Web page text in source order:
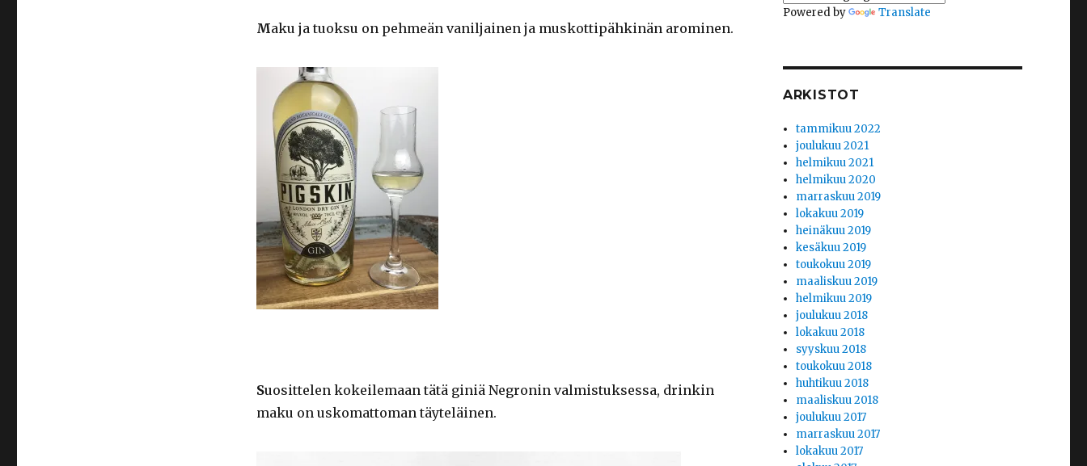
Maku ja tuoksu on pehmeän vaniljainen ja muskottipähkinän arominen.
Suosittelen kokeilemaan tätä giniä Negronin valmistuksessa, drinkin
maku on uskomattoman täyteläinen.
Powered by Translate
ARKISTOT
tammikuu 2022
joulukuu 2021
helmikuu 2021
helmikuu 2020
marraskuu 2019
lokakuu 2019
heinäkuu 2019
kesäkuu 2019
toukokuu 2019
maaliskuu 2019
helmikuu 2019
joulukuu 2018
lokakuu 2018
syyskuu 2018
toukokuu 2018
huhtikuu 2018
maaliskuu 2018
joulukuu 2017
marraskuu 2017
lokakuu 2017